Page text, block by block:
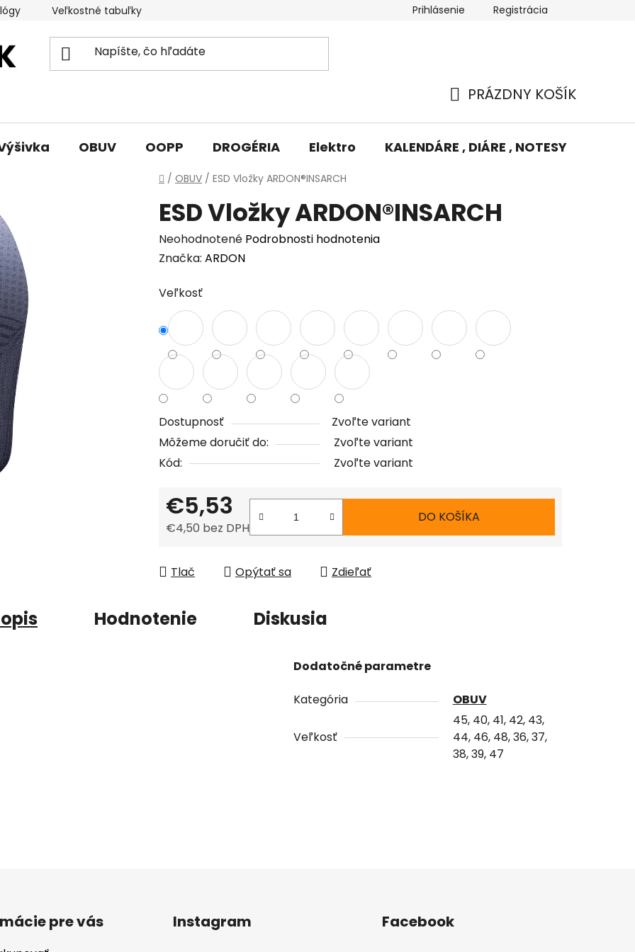
Veľkostné tabuľky Výmena tovaru Odstúpenie od
Prihlásenie Registrácia
KOŠÍK
PRÁZDNY KOŠÍK
OBUV OOPP DROGÉRIA Elektro KALENDÁRE , DIÁRE , NOTESY
Domov
/ OBUV / ESD Vložky ARDON®INSARCH
ESD Vložky ARDON®INSARCH
Priemerné
hodnotenie
je
0,0
z
hviezdičiek.
Neohodnotené Podrobnosti hodnotenia
Značka: ARDON
Veľkosť
Dostupnosť
Zvoľte variant
Môžeme doručiť do:
Zvoľte variant
Kód:
Zvoľte variant
€5,53
€4,50 bez DPH
DO KOŠÍKA
Tlač Opýtať sa Zdieľať
Hodnotenie Diskusia
Dodatočné parametre
Kategória OBUV
Veľkosť
45, 40, 41, 42, 43,
44, 46, 48, 36, 37,
38, 39, 47
pre vás Instagram Facebook